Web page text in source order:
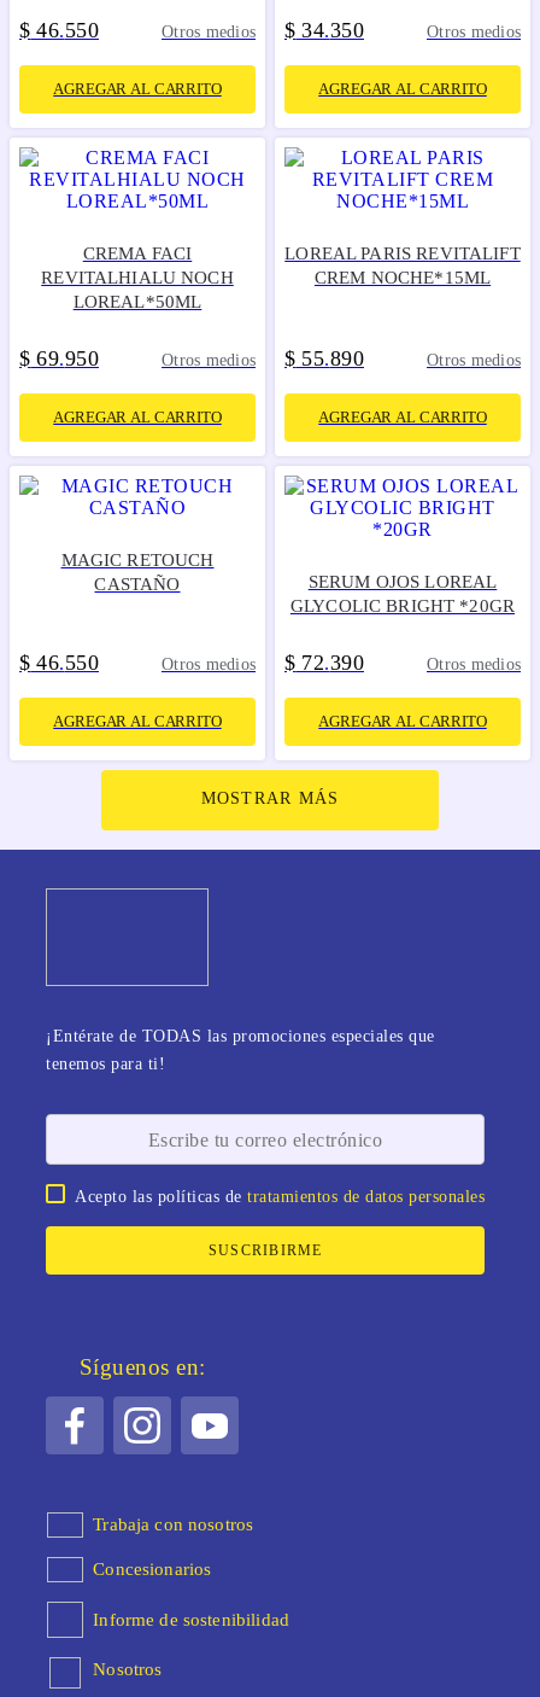
$ 46.550 Otros medios
AGREGAR AL CARRITO
$ 34.350 Otros medios
AGREGAR AL CARRITO
CREMA FACI
REVITALHIALU NOCH
LOREAL*50ML
$ 69.950 Otros medios
AGREGAR AL CARRITO
LOREAL PARIS REVITALIFT
CREM NOCHE*15ML
$ 55.890 Otros medios
AGREGAR AL CARRITO
MAGIC RETOUCH
CASTAÑO
$ 46.550 Otros medios
AGREGAR AL CARRITO
SERUM OJOS LOREAL
GLYCOLIC BRIGHT *20GR
$ 72.390 Otros medios
AGREGAR AL CARRITO
MOSTRAR MÁS
¡Entérate de TODAS las promociones especiales que
tenemos para ti!
Acepto las políticas detratamientos de datos personales
SUSCRIBIRME
Síguenos en:
Trabaja con nosotros
Concesionarios
Informe de sostenibilidad
Nosotros